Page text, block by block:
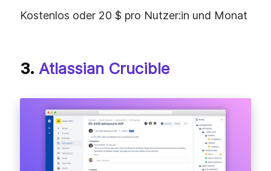
Kostenlos oder 20 $ pro Nutzer:in und Monat
3. Atlassian Crucible